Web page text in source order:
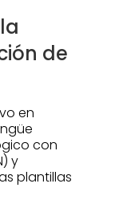
de
en
con
y
plantillas